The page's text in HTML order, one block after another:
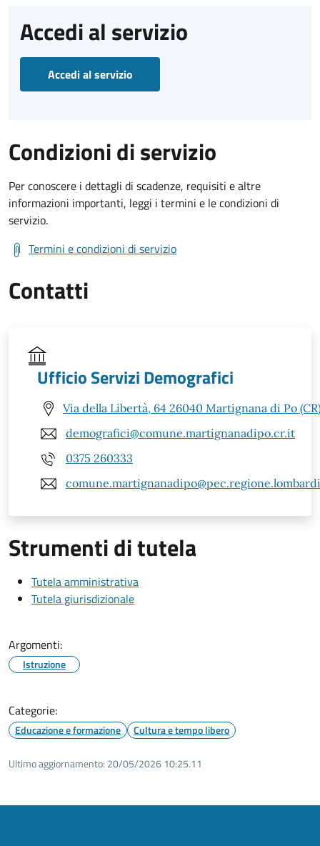
Accedi al servizio
Accedi al servizio
Condizioni di servizio
Per conoscere i dettagli di scadenze, requisiti e altre
informazioni importanti, leggi i termini e le condizioni di
servizio.
Termini e condizioni di servizio
Contatti
Ufficio Servizi Demografici
Via della Libertà, 64 26040 Martignana di Po
demografici@comune.martignanadipo.cr.it
0375 260333
Strumenti di tutela
Tutela amministrativa
Tutela giurisdizionale
Argomenti:
Istruzione
Categorie:
Educazione e formazione Cultura e tempo libero
Ultimo aggiornamento: 20/05/2026 10:25.11